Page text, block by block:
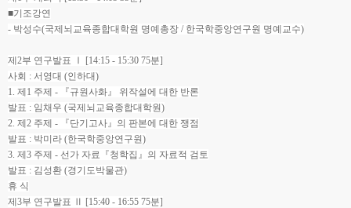
■기조강연
- 박성수(국제뇌교육종합대학원 명예총장 / 한국학중앙연구원 명예교수)
제2부 연구발표 Ⅰ [14:15 - 15:30 75분]
사회 : 서영대 (인하대)
1. 제1 주제 - 『규원사화』 위작설에 대한 반론
발표 : 임채우 (국제뇌교육종합대학원)
2. 제2 주제 - 『단기고사』의 판본에 대한 쟁점
발표 : 박미라 (한국학중앙연구원)
3. 제3 주제 - 선가 자료『청학집』의 자료적 검토
발표 : 김성환 (경기도박물관)
휴 식
제3부 연구발표 Ⅱ [15:40 - 16:55 75분]